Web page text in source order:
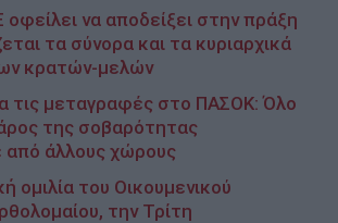
οφείλει να αποδείξει στην πράξη
τα σύνορα και τα κυριαρχικά
κρατών-μελών
τις μεταγραφές στο ΠΑΣΟΚ: Όλο
της σοβαρότητας
άλλους χώρους
ομιλία του Οικουμενικού
την Τρίτη